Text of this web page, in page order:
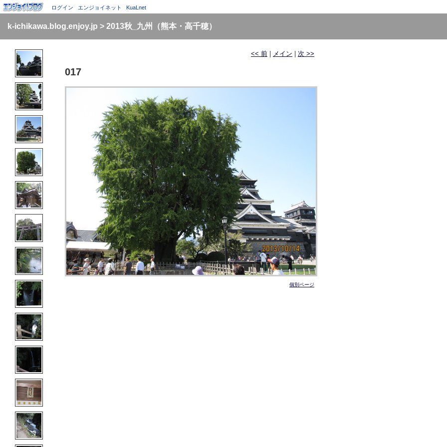
ログイン エンジョイネット KuaLnet
k-ichikawa.blog.enjoy.jp > 2013秋_九州（熊本・高千穂）
<< 前 メイン 次 >>
017
個別ページ